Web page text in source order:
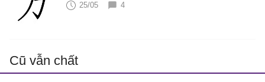
25/05 4
Cũ vẫn chất